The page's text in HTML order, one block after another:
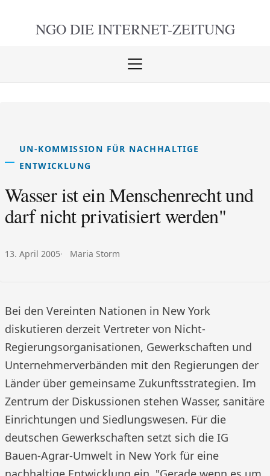
NGO DIE INTERNET-ZEITUNG
Menü
UN-KOMMISSION FÜR NACHHALTIGE
ENTWICKLUNG
Wasser ist ein Menschenrecht und
darf nicht privatisiert werden"
Veröffentlicht am:
13. April 2005 Autor:
Maria Storm
Bei den Vereinten Nationen in New York
diskutieren derzeit Vertreter von Nicht-
Regierungsorganisationen, Gewerkschaften und
Unternehmerverbänden mit den Regierungen der
Länder über gemeinsame Zukunftsstrategien. Im
Zentrum der Diskussionen stehen Wasser, sanitäre
Einrichtungen und Siedlungswesen. Für die
deutschen Gewerkschaften setzt sich die IG
Bauen-Agrar-Umwelt in New York für eine